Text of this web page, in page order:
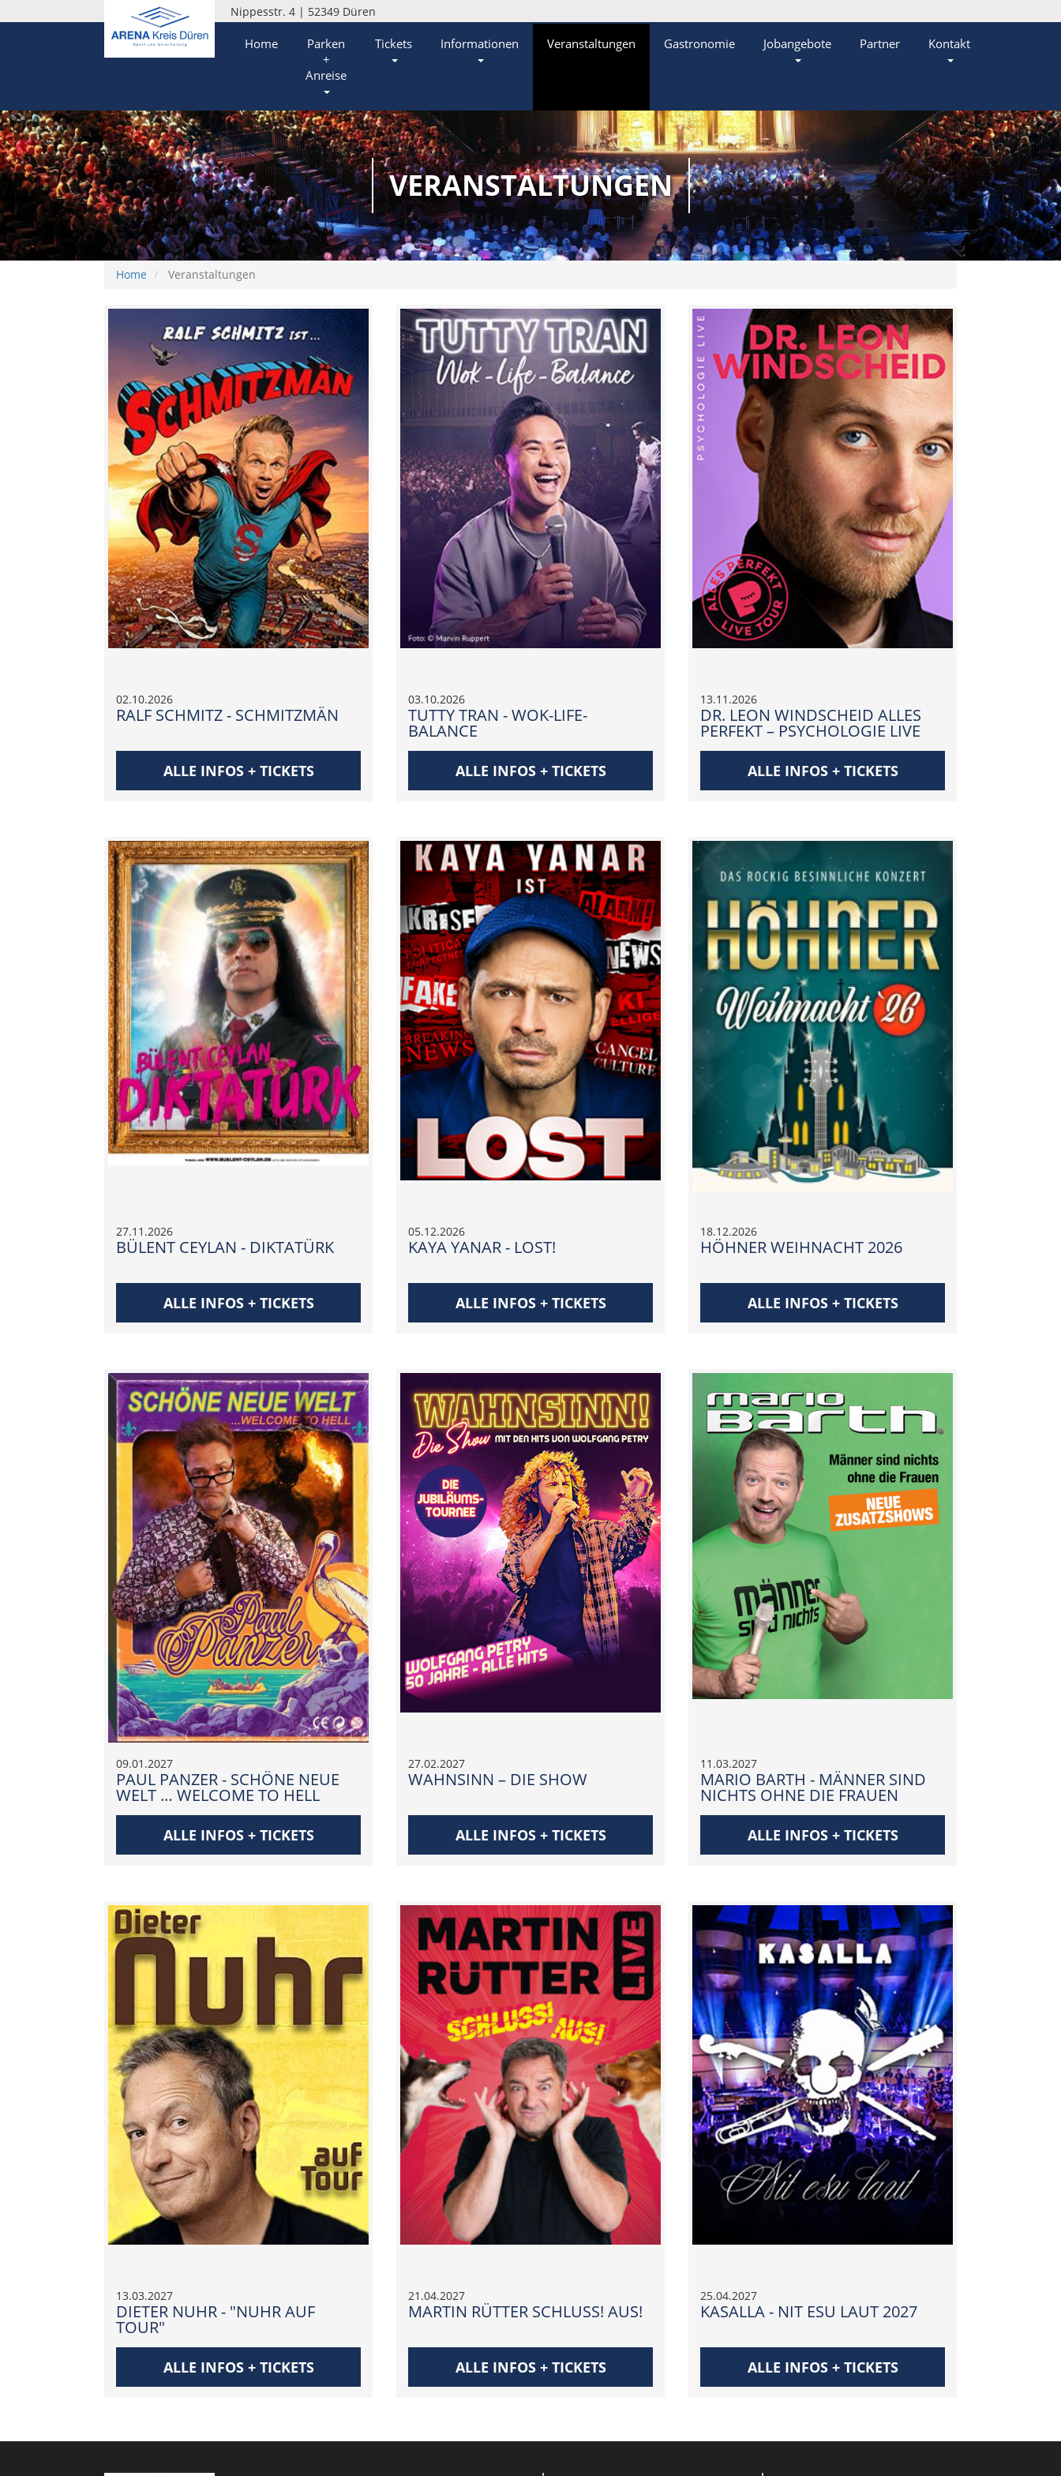
Nippesstr. 4 | 52349 Düren
Home
Parken
+
Anreise
Tickets Informationen Veranstaltungen Gastronomie Jobangebote Partner Kontakt
VERANSTALTUNGEN
Home Veranstaltungen
02.10.2026
RALF SCHMITZ - SCHMITZMÄN
ALLE INFOS + TICKETS
03.10.2026
TUTTY TRAN - WOK-LIFE-
BALANCE
ALLE INFOS + TICKETS
13.11.2026
DR. LEON WINDSCHEID ALLES
PERFEKT – PSYCHOLOGIE LIVE
ALLE INFOS + TICKETS
27.11.2026
BÜLENT CEYLAN - DIKTATÜRK
ALLE INFOS + TICKETS
05.12.2026
KAYA YANAR - LOST!
ALLE INFOS + TICKETS
18.12.2026
HÖHNER WEIHNACHT 2026
ALLE INFOS + TICKETS
09.01.2027
PAUL PANZER - SCHÖNE NEUE
WELT … WELCOME TO HELL
ALLE INFOS + TICKETS
27.02.2027
WAHNSINN – DIE SHOW
ALLE INFOS + TICKETS
11.03.2027
MARIO BARTH - MÄNNER SIND
NICHTS OHNE DIE FRAUEN
ALLE INFOS + TICKETS
13.03.2027
DIETER NUHR - "NUHR AUF
TOUR"
ALLE INFOS + TICKETS
21.04.2027
MARTIN RÜTTER SCHLUSS! AUS!
ALLE INFOS + TICKETS
25.04.2027
KASALLA - NIT ESU LAUT 2027
ALLE INFOS + TICKETS